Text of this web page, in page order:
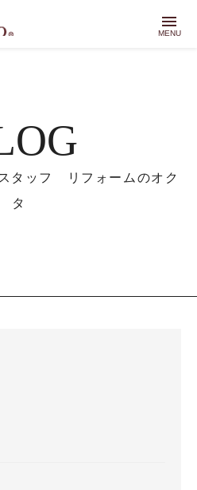
menu
MENU
タッフ リフォームのオク
タ